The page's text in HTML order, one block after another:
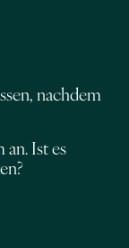
nachdem
Ist es